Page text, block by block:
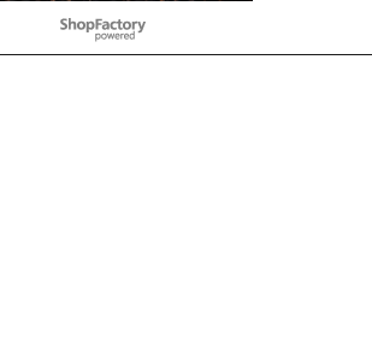
Webwinkel gemaakt met
ShopFactory webwinkel